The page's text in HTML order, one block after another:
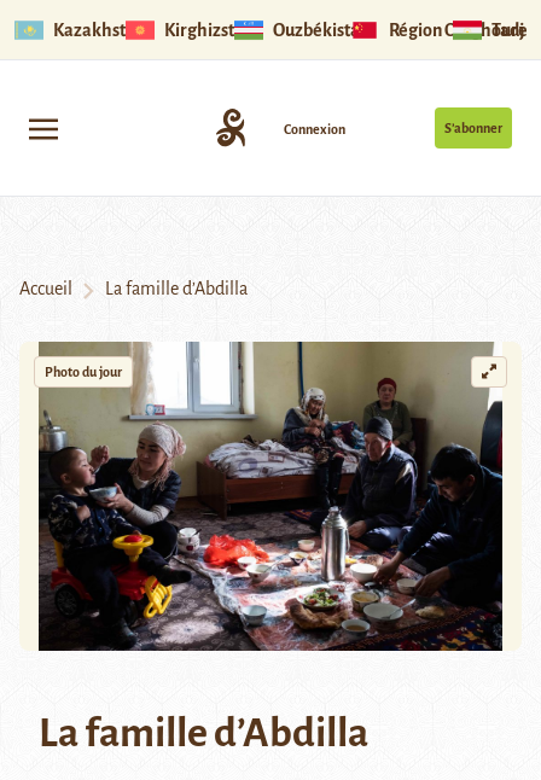
Kazakhstan Kirghizstan Ouzbékistan Région Ouïghoure
S’abonner
Connexion
Accueil La famille d’Abdilla
Photo du jour
La famille d’Abdilla